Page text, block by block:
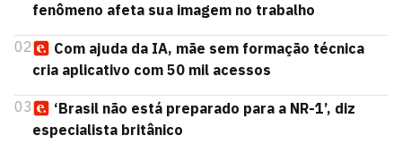
fenômeno afeta sua imagem no trabalho
02
Com ajuda da IA, mãe sem formação técnica
cria aplicativo com 50 mil acessos
03
‘Brasil não está preparado para a NR-1’, diz
especialista britânico